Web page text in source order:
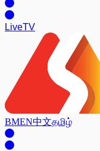
LiveTV
BMEN中文தமிழ்